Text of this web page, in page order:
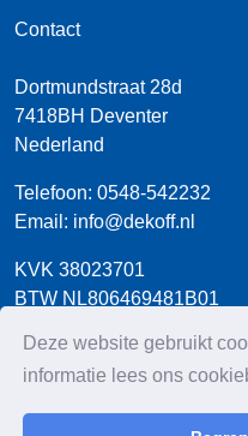
Deze website gebruikt
informatie lees ons
Contact
Dortmundstraat 28d
7418BH Deventer
Nederland
Telefoon: 0548-542232
Email: info@dekoff.nl
KVK 38023701
BTW NL806469481B01